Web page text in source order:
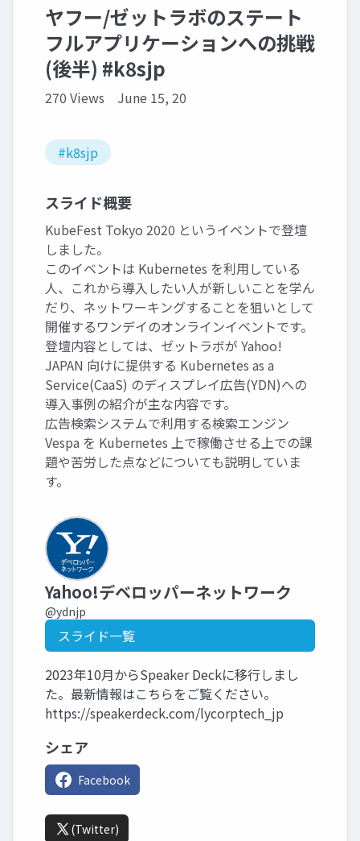
ヤフー/ゼットラボのステート
フルアプリケーションへの挑戦
(後半) #k8sjp
270 Views June 15, 20
#k8sjp
スライド概要
KubeFest Tokyo 2020 というイベントで登壇
しました。
このイベントは Kubernetes を利用している
人、これから導入したい人が新しいことを学ん
だり、ネットワーキングすることを狙いとして
開催するワンデイのオンラインイベントです。
登壇内容としては、ゼットラボが Yahoo!
JAPAN 向けに提供する Kubernetes as a
Service(CaaS) のディスプレイ広告(YDN)への
導入事例の紹介が主な内容です。
広告検索システムで利用する検索エンジン
Vespa を Kubernetes 上で稼働させる上での課
題や苦労した点などについても説明していま
す。
Yahoo!デベロッパーネットワーク
@ydnjp
スライド一覧
2023年10月からSpeaker Deckに移行しまし
た。最新情報はこちらをご覧ください。
https://speakerdeck.com/lycorptech_jp
シェア
Facebook
(Twitter)